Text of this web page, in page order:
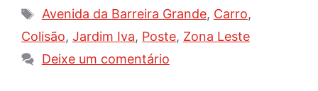
Tags
Avenida da Barreira Grande, Carro,
Colisão, Jardim Iva, Poste, Zona Leste
Deixe um comentário